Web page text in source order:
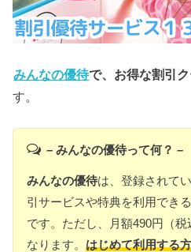
みんなの優待で、お得な割引
す。
– みんなの優待って何？ –
みんなの優待は、登録されて
引サービスや特典を利用でき
です。ただし、月額490円（
なります。はじめて利用する